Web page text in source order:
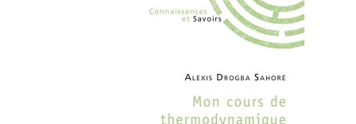
CONNAISSANCES ET SAVOIRS
MON PETIT ÉDITEUR